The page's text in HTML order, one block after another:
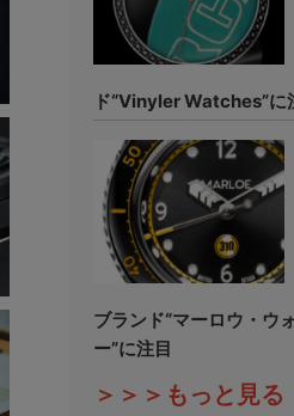
ド“Vinyler Watches”に
ブランド“マーロウ・ウ
ー”に注目
＞＞＞もっと見る